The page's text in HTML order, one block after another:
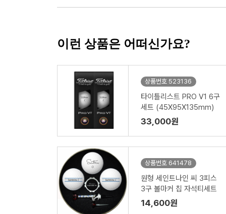
이런 상품은 어떠신가요?
상품번호 523136
타이틀리스트 PRO V1 6구
세트 (45X95X135mm)
33,000원
상품번호 641478
원형 세인트나인 씨 3피스
3구 볼마커 칩 자석티세트
14,600원